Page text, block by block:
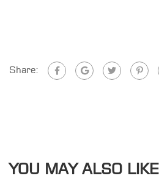
Share:
YOU MAY ALSO LIKE